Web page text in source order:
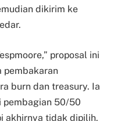
dikirim ke
proposal ini
pembakaran
burn dan treasury. Ia
pembagian 50/50
akhirnya tidak dipilih.